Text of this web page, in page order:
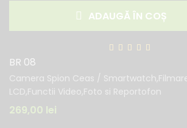
ADAUGĂ ÎN COȘ
BR 08
Camera Spion Ceas /
LCD,Functii Video,Foto si Reportofon
269,00 lei